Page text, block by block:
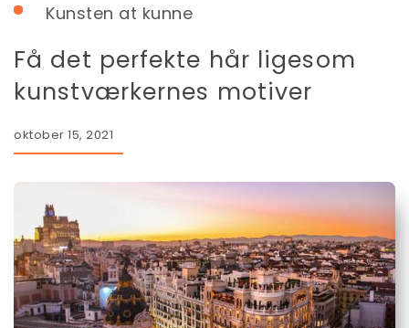
Kunsten at kunne
Få det perfekte hår ligesom
kunstværkernes motiver
oktober 15, 2021